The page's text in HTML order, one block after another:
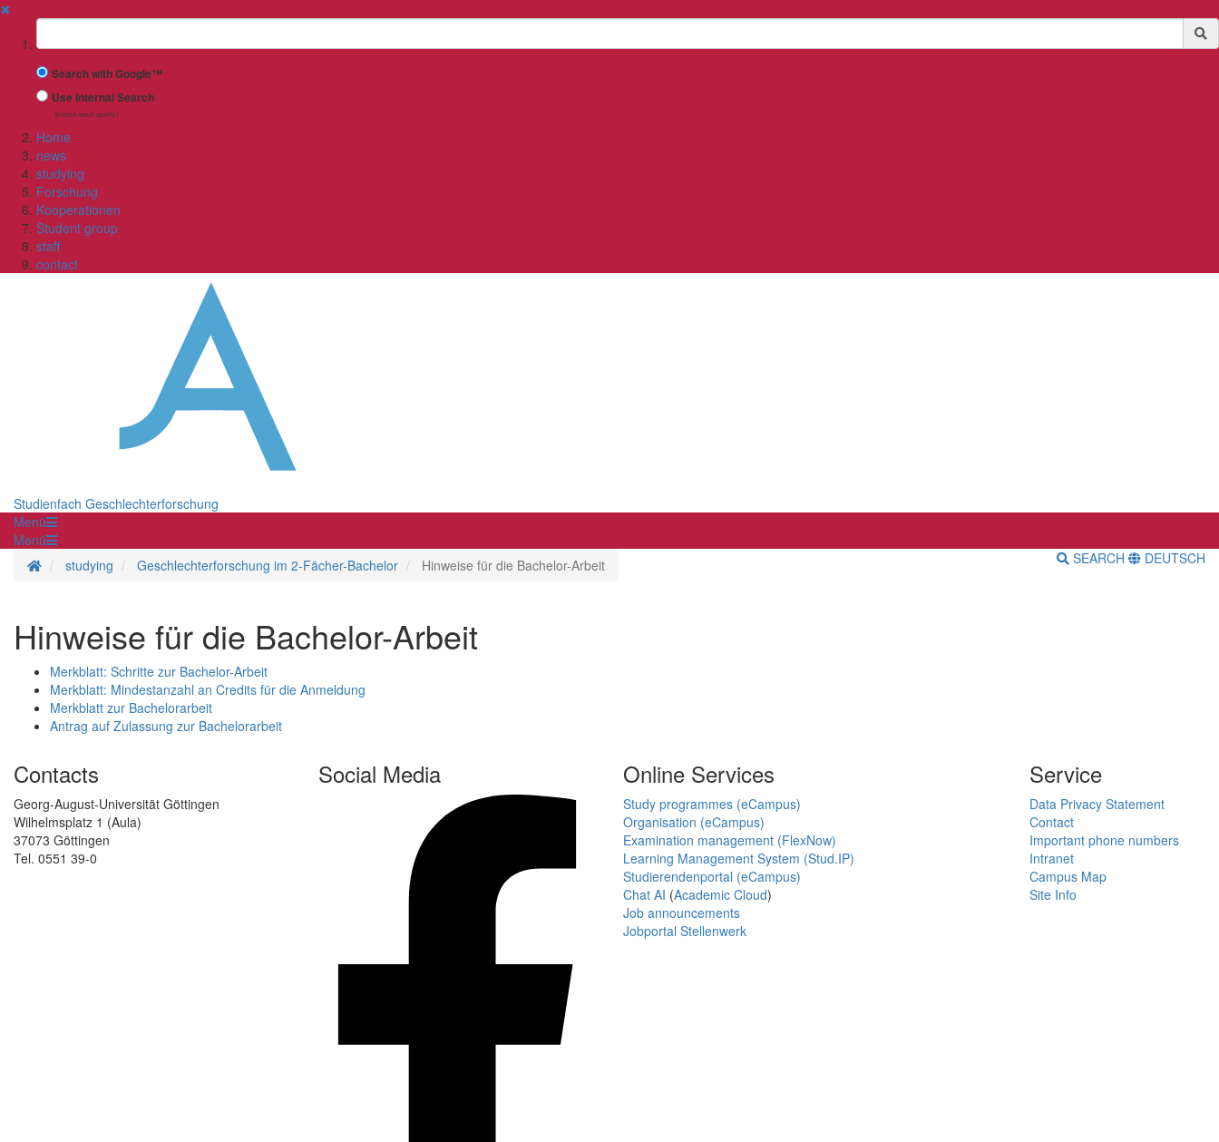
✖
Suchbegriff
Search with Google™
Use Internal Search
(limited result quality)
Home
news
studying
Forschung
Kooperationen
Student group
staff
contact
Studienfach Geschlechterforschung
Menü
Menü
Homepage
studying Geschlechterforschung im 2-Fächer-Bachelor Hinweise für die Bachelor-Arbeit SEARCH DEUTSCH
Hinweise für die Bachelor-Arbeit
Merkblatt: Schritte zur Bachelor-Arbeit
Merkblatt: Mindestanzahl an Credits für die Anmeldung
Merkblatt zur Bachelorarbeit
Antrag auf Zulassung zur Bachelorarbeit
Contacts
Georg-August-Universität Göttingen
Wilhelmsplatz 1 (Aula)
37073 Göttingen
Tel. 0551 39-0
Social Media Online Services
Study programmes (eCampus)
Organisation (eCampus)
Examination management (FlexNow)
Learning Management System (Stud.IP)
Studierendenportal (eCampus)
Chat AI (Academic Cloud)
Job announcements
Jobportal Stellenwerk
Service
Data Privacy Statement
Contact
Important phone numbers
Intranet
Campus Map
Site Info